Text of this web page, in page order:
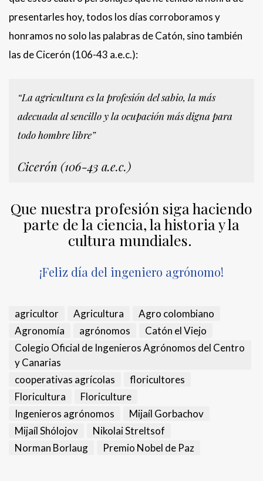
presentarles hoy, todos los días corroboramos y
honramos no solo las palabras de Catón, sino también
las de Cicerón (106-43 a.e.c.):
“La agricultura es la profesión del sabio, la más
adecuada al sencillo y la ocupación más digna para
todo hombre libre”
Cicerón (106-43 a.e.c.)
Que nuestra profesión siga haciendo
parte de la ciencia, la historia y la
cultura mundiales.
¡Feliz día del ingeniero agrónomo!
agricultor Agricultura
Agro colombiano
Agronomía
agrónomos
Catón el Viejo
Colegio Oficial de Ingenieros Agrónomos del Centro
y Canarias
cooperativas agrícolas
floricultores
Floricultura
Floriculture
Ingenieros agrónomos
Mijaíl Gorbachov
Mijaíl Shólojov
Nikolai Streltsof
Norman Borlaug
Premio Nobel de Paz